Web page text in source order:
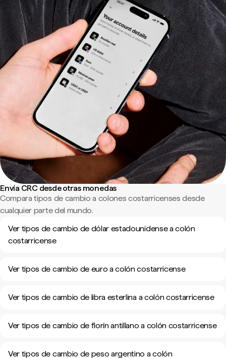
Envía CRC desde otras monedas
Compara tipos de cambio a colones costarricenses desde
cualquier parte del mundo.
Ver tipos de cambio de dólar estadounidense a colón
costarricense
Ver tipos de cambio de euro a colón costarricense
Ver tipos de cambio de libra esterlina a colón costarricense
Ver tipos de cambio de florín antillano a colón costarricense
Ver tipos de cambio de peso argentino a colón